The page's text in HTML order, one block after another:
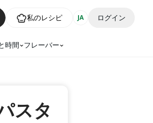
私のレシピ JA ログイン
時間 フレーバー
スタ